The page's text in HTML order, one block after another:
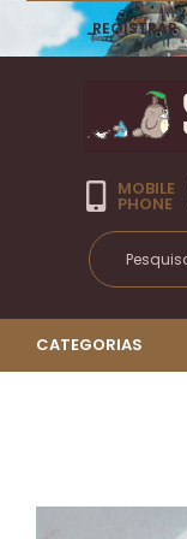
REGISTRAR
MOBILE
PHONE
CATEGORIAS